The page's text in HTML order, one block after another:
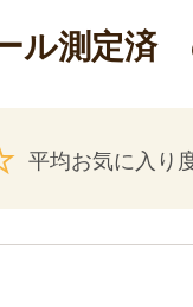
ル測定済
平均お気に入り